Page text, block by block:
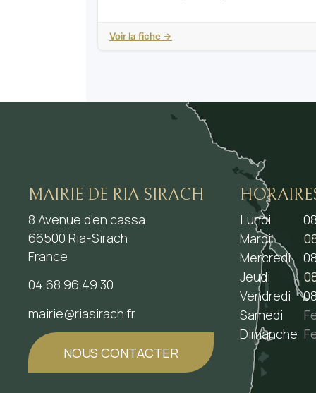
Voir la fiche →
MAIRIE DE RIA SIRACH
8 Avenue d’en cassa
66500 Ria-Sirach
France
04.68.96.49.30
mairie@riasirach.fr
NOUS CONTACTER
Lundi
Mardi
Mercredi
Jeudi
Vendredi
Samedi
Dimanche